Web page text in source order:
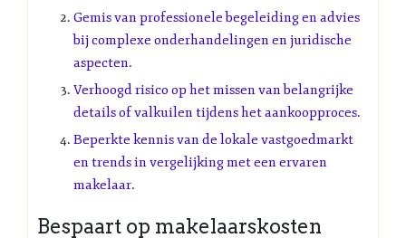
Gemis van professionele begeleiding en advies
bij complexe onderhandelingen en juridische
aspecten.
Verhoogd risico op het missen van belangrijke
details of valkuilen tijdens het aankoopproces.
Beperkte kennis van de lokale vastgoedmarkt
en trends in vergelijking met een ervaren
makelaar.
Bespaart op makelaarskosten